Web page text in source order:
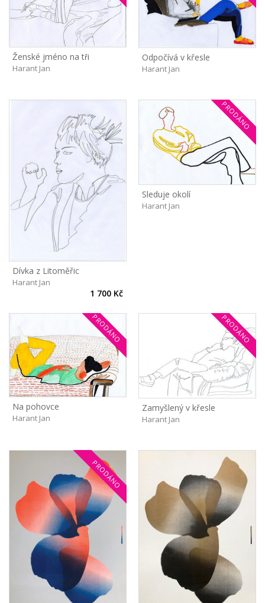
Ženské jméno na tři
Harant Jan
Odpočívá v křesle
Harant Jan
Dívka z Litoměřic
Harant Jan
1 700 Kč
PRODÁNO
Sleduje okolí
Harant Jan
PRODÁNO
Na pohovce
Harant Jan
PRODÁNO
Zamyšlený v křesle
Harant Jan
PRODÁNO